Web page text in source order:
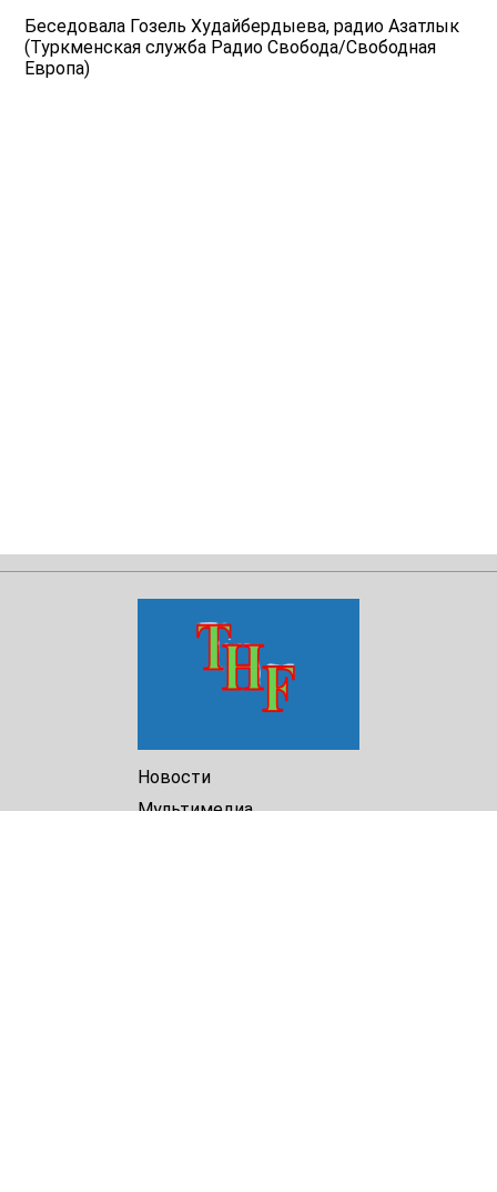
Беседовала Гозель Худайбердыева, радио Азатлык
(Туркменская служба Радио Свобода/Свободная
Европа)
Новости
Мультимедиа